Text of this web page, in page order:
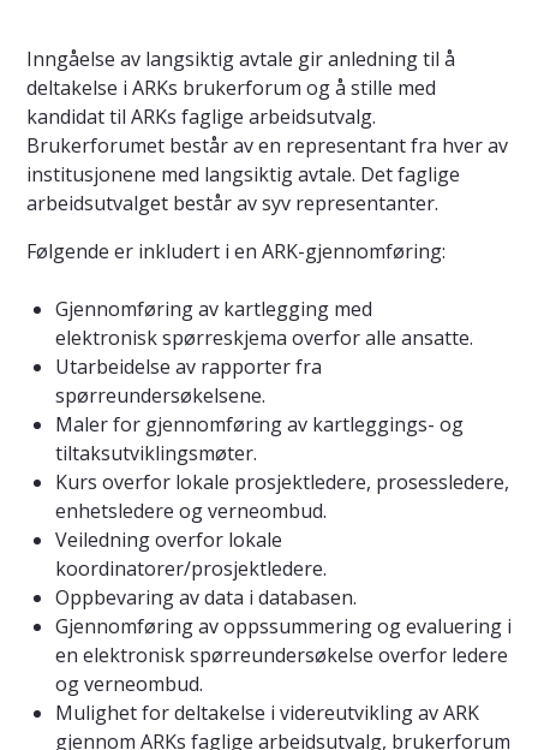
Inngåelse av langsiktig avtale gir anledning til å
deltakelse i ARKs brukerforum og å stille med
kandidat til ARKs faglige arbeidsutvalg.
Brukerforumet består av en representant fra hver av
institusjonene med langsiktig avtale. Det faglige
arbeidsutvalget består av syv representanter.
Følgende er inkludert i en ARK-gjennomføring:
Gjennomføring av kartlegging med
elektronisk spørreskjema overfor alle ansatte.
Utarbeidelse av rapporter fra
spørreundersøkelsene.
Maler for gjennomføring av kartleggings- og
tiltaksutviklingsmøter.
Kurs overfor lokale prosjektledere, prosessledere,
enhetsledere og verneombud.
Veiledning overfor lokale
koordinatorer/prosjektledere.
Oppbevaring av data i databasen.
Gjennomføring av oppssummering og evaluering i
en elektronisk spørreundersøkelse overfor ledere
og verneombud.
Mulighet for deltakelse i videreutvikling av ARK
gjennom ARKs faglige arbeidsutvalg, brukerforum